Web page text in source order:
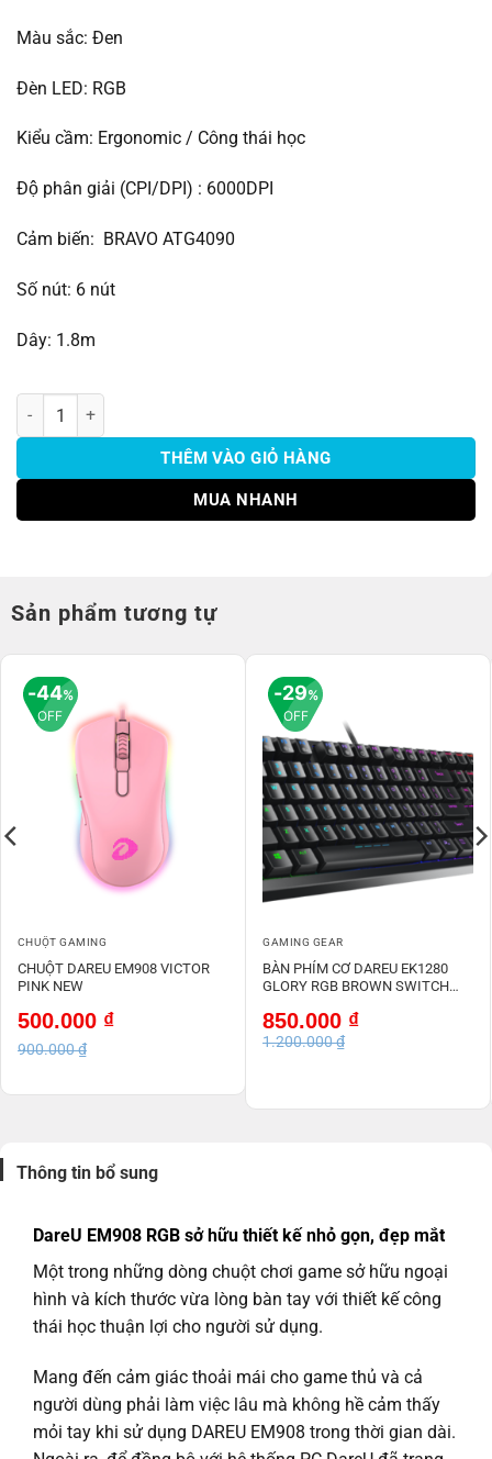
Màu sắc: Đen
Đèn LED: RGB
Kiểu cầm: Ergonomic / Công thái học
Độ phân giải (CPI/DPI) : 6000DPI
Cảm biến: BRAVO ATG4090
Số nút: 6 nút
Dây: 1.8m
CHUỘT GAMING DAREU EM908 RGB NEW số lượng
THÊM VÀO GIỎ HÀNG
MUA NHANH
Sản phẩm tương tự
44%
OFF
CHUỘT GAMING
CHUỘT DAREU EM908 VICTOR
PINK NEW
900.000₫
Giá
gốc
là:
900.000 ₫.
500.000 ₫
Giá
hiện
tại
là:
29%
OFF
GAMING GEAR
BÀN PHÍM CƠ DAREU EK1280
GLORY RGB BROWN SWITCH
1.200.000₫
Giá
gốc
là:
850.000 ₫
Giá
hiện
tại
Thông tin bổ sung
DareU EM908 RGB sở hữu thiết kế nhỏ gọn, đẹp mắt
Một trong những dòng chuột chơi game sở hữu ngoại
hình và kích thước vừa lòng bàn tay với thiết kế công
thái học thuận lợi cho người sử dụng.
Mang đến cảm giác thoải mái cho game thủ và cả
người dùng phải làm việc lâu mà không hề cảm thấy
mỏi tay khi sử dụng DAREU EM908 trong thời gian dài.